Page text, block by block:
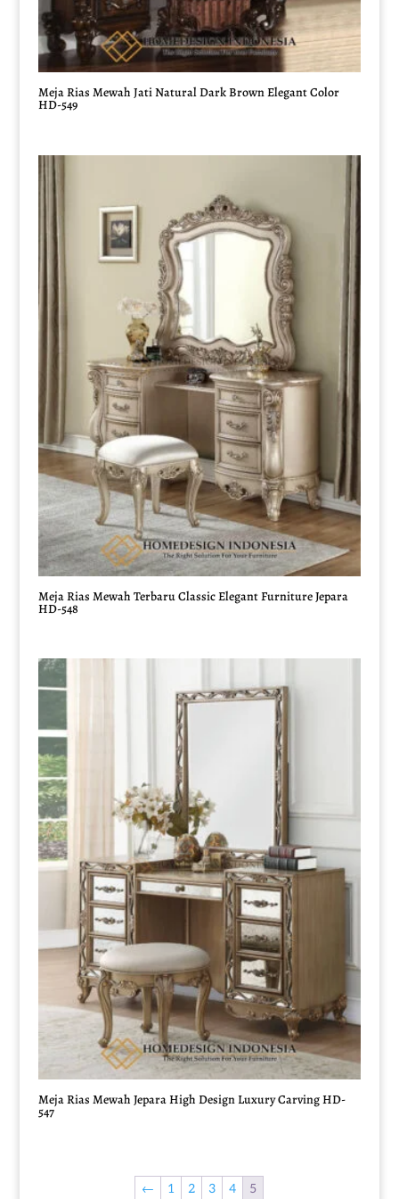
Meja Rias Mewah Jati Natural Dark Brown Elegant Color
HD-549
Meja Rias Mewah Terbaru Classic Elegant Furniture Jepara
HD-548
Meja Rias Mewah Jepara High Design Luxury Carving HD-
547
← 1 2 3 4 5